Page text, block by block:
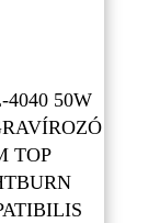
4040 50W
TOP